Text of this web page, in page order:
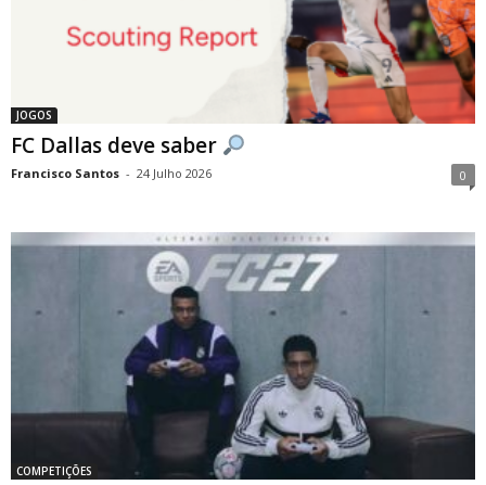
JOGOS
FC Dallas deve saber
Francisco Santos - 24 Julho 2026 0
COMPETIÇÕES